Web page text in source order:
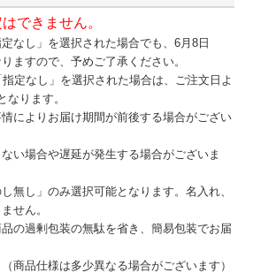
できません。
なし」を選択された場合でも、6月8日
ますので、予めご了承ください。
定なし」を選択された場合は、ご注文日よ
なります。
によりお届け期間が前後する場合がござい
い場合や遅延が発生する場合がございま
無し」のみ選択可能となります。名入れ、
せん。
の過剰包装の無駄を省き、簡易包装でお届
商品仕様は多少異なる場合がございます）